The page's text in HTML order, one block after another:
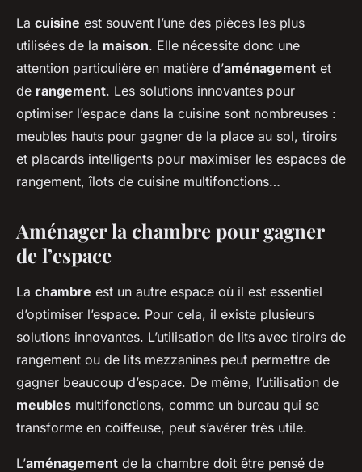
La cuisine est souvent l’une des pièces les plus
utilisées de la maison. Elle nécessite donc une
attention particulière en matière d’aménagement et
de rangement. Les solutions innovantes pour
optimiser l’espace dans la cuisine sont nombreuses :
meubles hauts pour gagner de la place au sol, tiroirs
et placards intelligents pour maximiser les espaces de
rangement, îlots de cuisine multifonctions…
Aménager la chambre pour gagner
de l’espace
La chambre est un autre espace où il est essentiel
d’optimiser l’espace. Pour cela, il existe plusieurs
solutions innovantes. L’utilisation de lits avec tiroirs de
rangement ou de lits mezzanines peut permettre de
gagner beaucoup d’espace. De même, l’utilisation de
meubles multifonctions, comme un bureau qui se
transforme en coiffeuse, peut s’avérer très utile.
L’aménagement de la chambre doit être pensé de